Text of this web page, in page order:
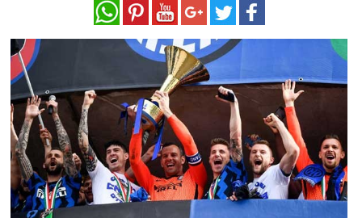
سياحة
وسفر
ديكور
أخبار
البرلمان
المغربي